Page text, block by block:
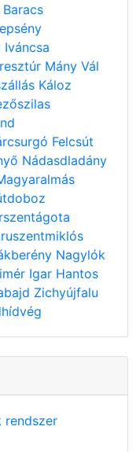
Baracs
Iváncsa
Mány Vál
Káloz
Felcsút
Nádasdladány
Nagylók
Igar Hantos
Zichyújfalu
rendszer